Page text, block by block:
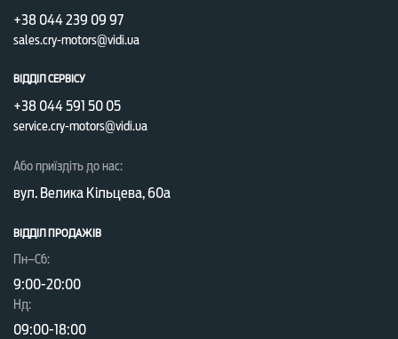
+38 044 239 09 97
sales.cry-motors@vidi.ua
ВІДДІЛ СЕРВІСУ
+38 044 591 50 05
service.cry-motors@vidi.ua
Або приїздіть до нас:
вул. Велика Кільцева, 60а
ВІДДІЛ ПРОДАЖІВ
Пн–Сб:
9:00-20:00
Нд:
09:00-18:00